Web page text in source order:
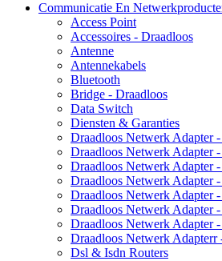
Communicatie En
Access Point
Accessoires - Draadloos
Antenne
Antennekabels
Bluetooth
Bridge - Draadloos
Data Switch
Diensten & Garanties
Draadloos Netwerk Adapter
Draadloos Netwerk Adapter
Draadloos Netwerk Adapter
Draadloos Netwerk Adapter
Draadloos Netwerk Adapter
Draadloos Netwerk Adapter -
Draadloos Netwerk Adapter
Draadloos Netwerk Adapterr
Dsl & Isdn Routers